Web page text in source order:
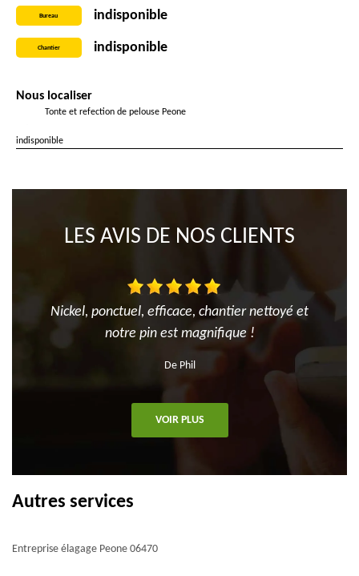
Bureau indisponible
Chantier indisponible
Nous localiser
Tonte et refection de pelouse Peone
indisponible
LES AVIS DE NOS CLIENTS
Nickel, ponctuel, efficace, chantier nettoyé et
notre pin est magnifique !
De Phil
VOIR PLUS
Autres services
Entreprise élagage Peone 06470